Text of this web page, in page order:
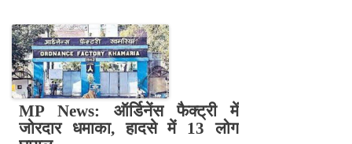
MP News: ऑर्डिनेंस फैक्ट्री में
जोरदार धमाका, हादसे में 13 लोग